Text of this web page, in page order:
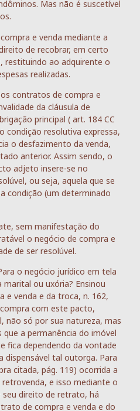
Mas não é suscetível
e venda mediante a
de recobrar, em certo
restituindo ao adquirente o
realizadas.
contratos de compra e
da cláusula de
principal ( art. 184 CC
condição resolutiva expressa,
o desfazimento da venda,
anterior. Assim sendo, o
adjeto insere-se no
ou seja, aquela que se
condição (um determinado
sem manifestação do
o negócio de compra e
de ser resolúvel.
o negócio jurídico em tela
ou uxória? Ensinou
e venda e da troca, n. 162,
com este pacto,
não só por sua natureza, mas
a permanência do imóvel
fica dependendo da vontade
dispensável tal outorga. Para
citada, pág. 119) ocorrida a
e isso mediante o
seu direito de retrato, há
de compra e venda e do